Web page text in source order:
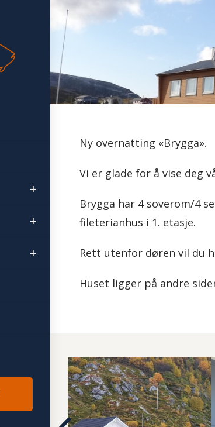
Ny overnatting «Brygga».
Vi er glade for å vise deg
Brygga har 4 soverom/4
fileterianhus i 1. etasje.
Rett utenfor døren vil du
Huset ligger på andre